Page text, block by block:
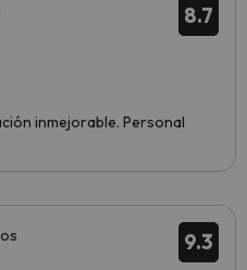
8.7
inmejorable. Personal
9.3